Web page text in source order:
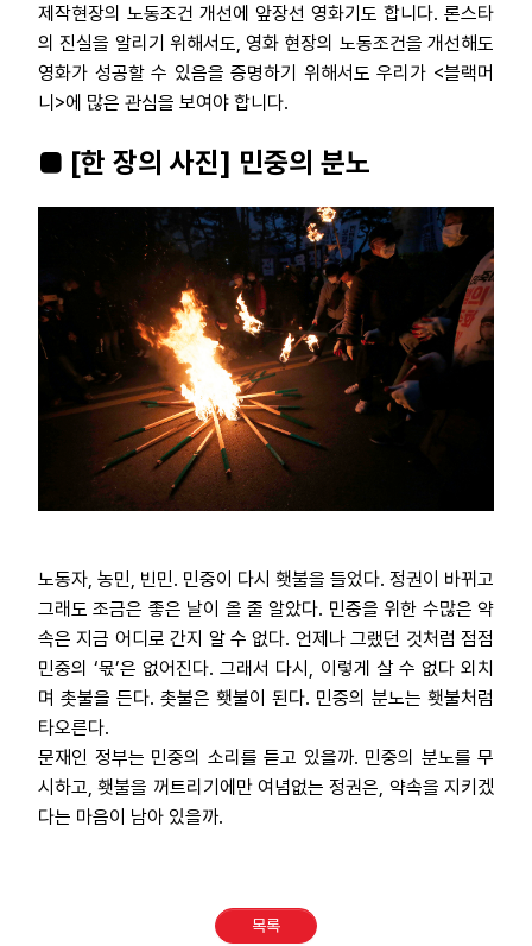
제작현장의 노동조건 개선에 앞장선 영화기도 합니다. 론스타
의 진실을 알리기 위해서도, 영화 현장의 노동조건을 개선해도
영화가 성공할 수 있음을 증명하기 위해서도 우리가 <블랙머
니>에 많은 관심을 보여야 합니다.
■ [한 장의 사진] 민중의 분노
노동자, 농민, 빈민. 민중이 다시 횃불을 들었다. 정권이 바뀌고
그래도 조금은 좋은 날이 올 줄 알았다. 민중을 위한 수많은 약
속은 지금 어디로 간지 알 수 없다. 언제나 그랬던 것처럼 점점
민중의 ‘몫’은 없어진다. 그래서 다시, 이렇게 살 수 없다 외치
며 촛불을 든다. 촛불은 횃불이 된다. 민중의 분노는 횃불처럼
타오른다.
문재인 정부는 민중의 소리를 듣고 있을까. 민중의 분노를 무
시하고, 횃불을 꺼트리기에만 여념없는 정권은, 약속을 지키겠
다는 마음이 남아 있을까.
목록